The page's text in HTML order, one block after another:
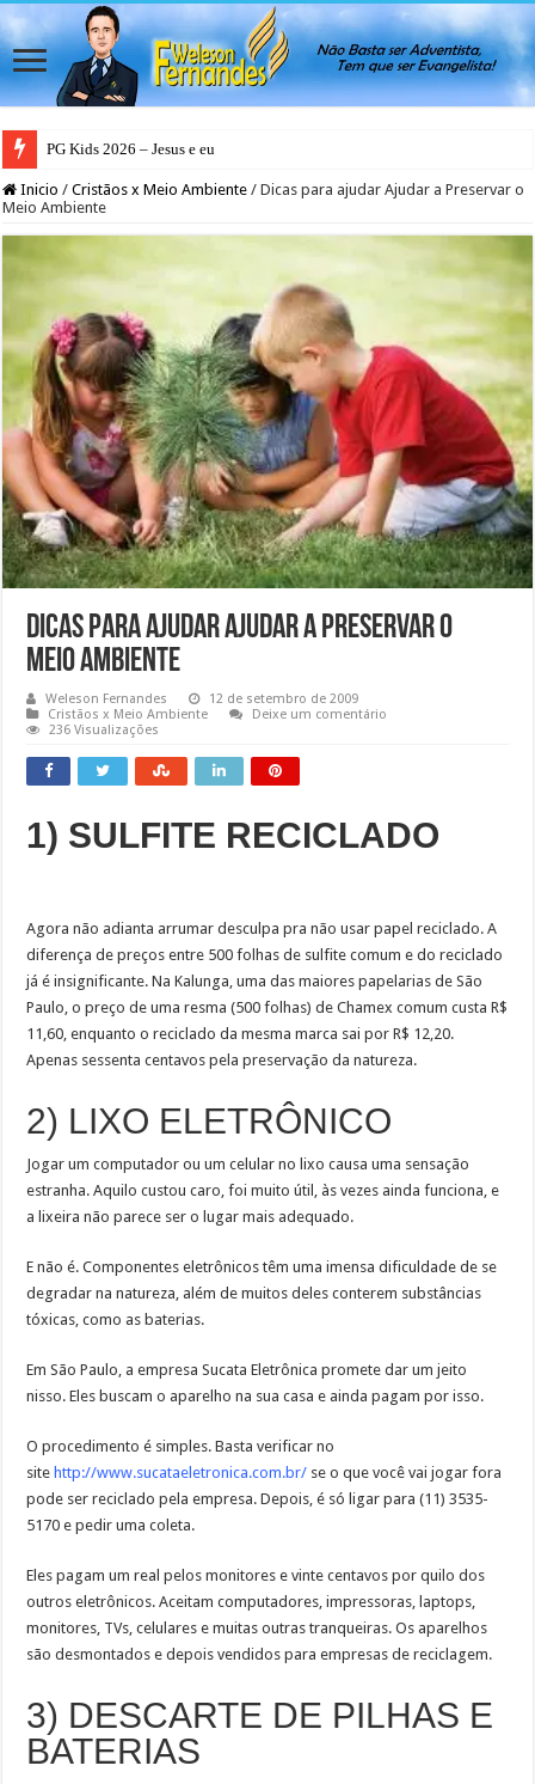
PG Kids 2026 – Jesus e eu
Inicio / Cristãos x Meio Ambiente / Dicas para ajudar Ajudar a Preservar o
Meio Ambiente
Dicas para ajudar Ajudar a Preservar o
Meio Ambiente
Weleson Fernandes
12 de setembro de 2009
Cristãos x Meio Ambiente
Deixe um comentário
236 Visualizações
1) SULFITE RECICLADO
Agora não adianta arrumar desculpa pra não usar papel reciclado. A
diferença de preços entre 500 folhas de sulfite comum e do reciclado
já é insignificante. Na Kalunga, uma das maiores papelarias de São
Paulo, o preço de uma resma (500 folhas) de Chamex comum custa R$
11,60, enquanto o reciclado da mesma marca sai por R$ 12,20.
Apenas sessenta centavos pela preservação da natureza.
2) LIXO ELETRÔNICO
Jogar um computador ou um celular no lixo causa uma sensação
estranha. Aquilo custou caro, foi muito útil, às vezes ainda funciona, e
a lixeira não parece ser o lugar mais adequado.
E não é. Componentes eletrônicos têm uma imensa dificuldade de se
degradar na natureza, além de muitos deles conterem substâncias
tóxicas, como as baterias.
Em São Paulo, a empresa Sucata Eletrônica promete dar um jeito
nisso. Eles buscam o aparelho na sua casa e ainda pagam por isso.
O procedimento é simples. Basta verificar no
site http://www.sucataeletronica.com.br/ se o que você vai jogar fora
pode ser reciclado pela empresa. Depois, é só ligar para (11) 3535-
5170 e pedir uma coleta.
Eles pagam um real pelos monitores e vinte centavos por quilo dos
outros eletrônicos. Aceitam computadores, impressoras, laptops,
monitores, TVs, celulares e muitas outras tranqueiras. Os aparelhos
são desmontados e depois vendidos para empresas de reciclagem.
3) DESCARTE DE PILHAS E
BATERIAS